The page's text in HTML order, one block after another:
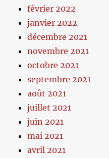
février 2022
janvier 2022
décembre 2021
novembre 2021
octobre 2021
septembre 2021
août 2021
juillet 2021
juin 2021
mai 2021
avril 2021